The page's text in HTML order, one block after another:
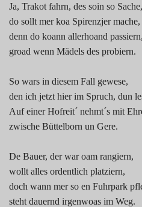
Ja, Trakot fahrn, des soin so Sache,
do sollt mer koa Spirenzjer mache,
denn do koann allerhoand passiern,
groad wenn Mädels des probiern.
So wars in diesem Fall gewese,
den ich jetzt hier im Spruch, dun
Auf einer Hofreit´ nehmt´s mit
zwische Büttelborn un Gere.
De Bauer, der war oam rangiern,
wollt alles ordentlich platziern,
doch wann mer so en Fuhrpark
steht dauernd irgenwoas im Weg.